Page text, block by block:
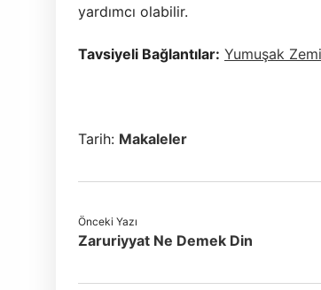
yardımcı olabilir.
Tavsiyeli Bağlantılar: Yumuşak
Tarih: Makaleler
Önceki Yazı
Zaruriyyat Ne Demek Din